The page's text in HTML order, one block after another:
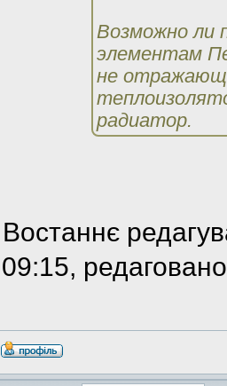
Возможно ли
элементам
не
радиатор.
Востаннє
09:15,